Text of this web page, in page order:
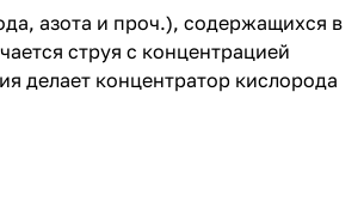
азота и проч.), содержащихся в
струя с концентрацией
делает концентратор кислорода